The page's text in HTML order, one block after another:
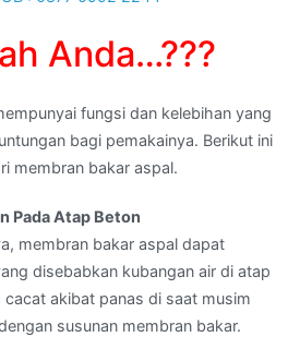
Anda…???
fungsi dan kelebihan yang
bagi pemakainya. Berikut ini
membran bakar aspal.
Pada Atap Beton
membran bakar aspal dapat
disebabkan kubangan air di atap
akibat panas di saat musim
susunan membran bakar.